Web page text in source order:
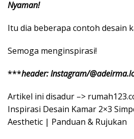
Nyaman!
Itu dia beberapa contoh desain
Semoga menginspirasi!
***header: Instagram/
Artikel ini disadur –>
Inspirasi Desain Kamar 2×3
Aesthetic | Panduan & Rujukan